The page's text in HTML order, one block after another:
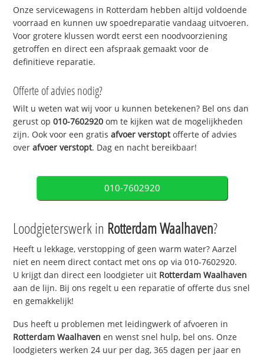
Onze servicewagens in Rotterdam hebben altijd voldoende
voorraad en kunnen uw spoedreparatie vandaag uitvoeren.
Voor grotere klussen wordt eerst een noodvoorziening
getroffen en direct een afspraak gemaakt voor de
definitieve reparatie.
Offerte of advies nodig?
Wilt u weten wat wij voor u kunnen betekenen? Bel ons dan
gerust op010-7602920 om te kijken wat de mogelijkheden
zijn. Ook voor een gratisafvoer verstoptofferte of advies
overafvoer verstopt. Dag en nacht bereikbaar!
010-7602920
Loodgieterswerk in Rotterdam Waalhaven?
Heeft u lekkage, verstopping of geen warm water? Aarzel
niet en neem direct contact met ons op via 010-7602920.
U krijgt dan direct een loodgieter uit Rotterdam Waalhaven
aan de lijn. Bij ons regelt u een reparatie of offerte dus snel
en gemakkelijk!
Dus heeft u problemen met leidingwerk of afvoeren in
Rotterdam Waalhaven en wenst snel hulp, bel ons. Onze
loodgieters werken 24 uur per dag, 365 dagen per jaar en